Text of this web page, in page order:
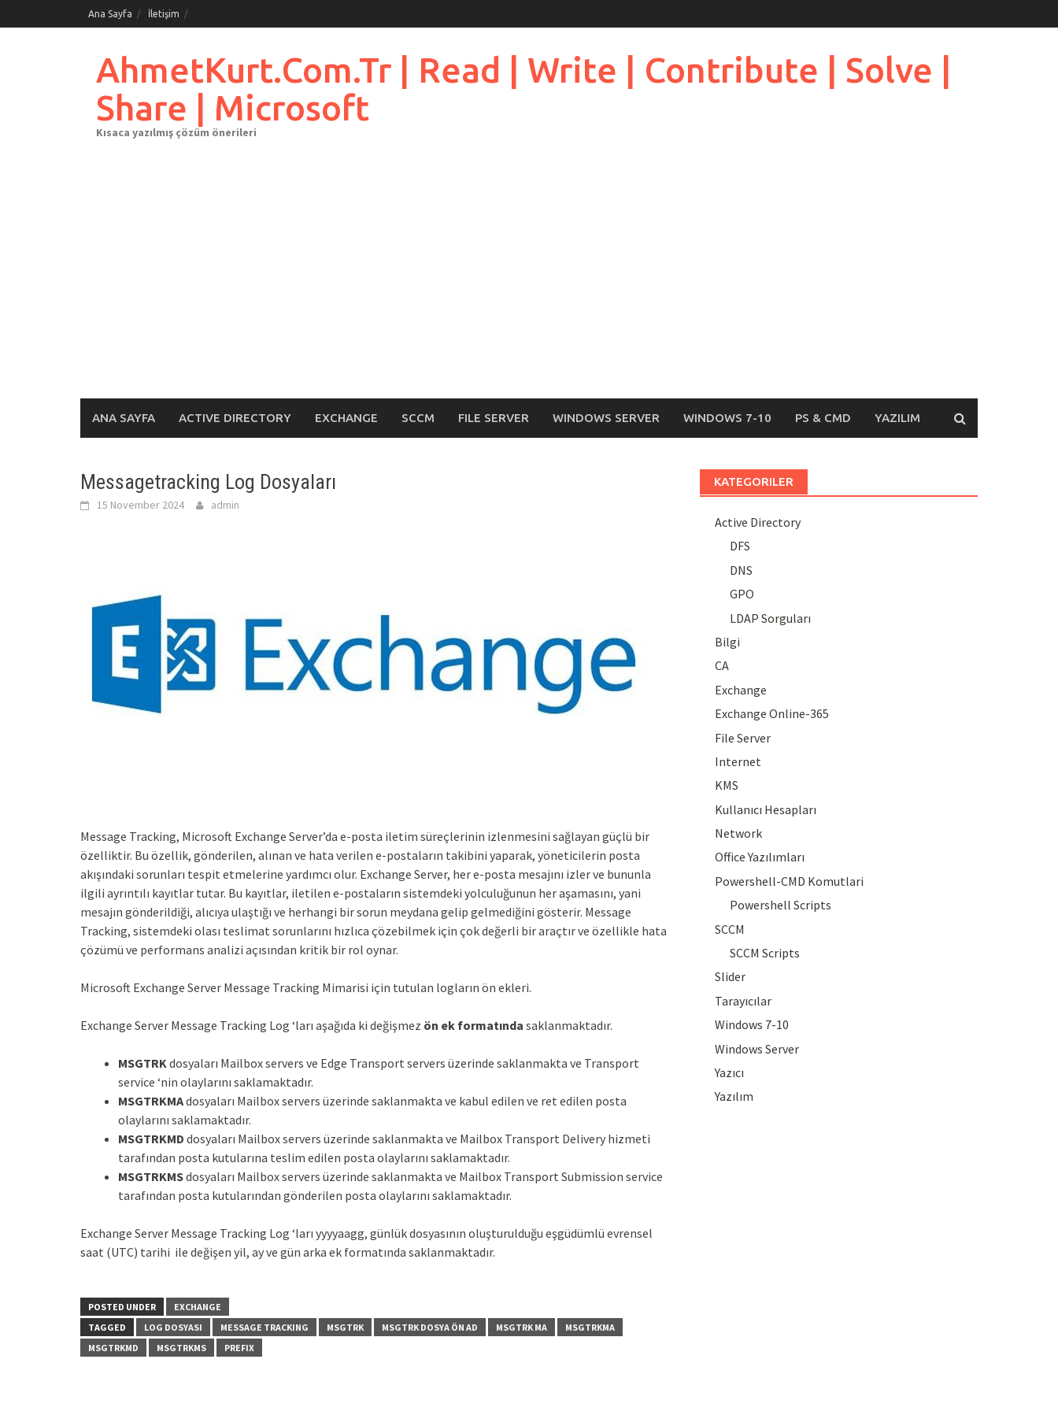
to
Ana Sayfa İletişim
AhmetKurt.Com.Tr | Read | Write | Contribute | Solve |
Share | Microsoft
Kısaca yazılmış çözüm önerileri
ANA SAYFA ACTIVE DIRECTORY EXCHANGE SCCM FILE SERVER WINDOWS SERVER WINDOWS 7-10 PS & CMD YAZILIM
Messagetracking Log Dosyaları
15 November 2024 admin
Message Tracking, Microsoft Exchange Server’da e-posta iletim süreçlerinin izlenmesini sağlayan güçlü bir
özelliktir. Bu özellik, gönderilen, alınan ve hata verilen e-postaların takibini yaparak, yöneticilerin posta
akışındaki sorunları tespit etmelerine yardımcı olur. Exchange Server, her e-posta mesajını izler ve bununla
ilgili ayrıntılı kayıtlar tutar. Bu kayıtlar, iletilen e-postaların sistemdeki yolculuğunun her aşamasını, yani
mesajın gönderildiği, alıcıya ulaştığı ve herhangi bir sorun meydana gelip gelmediğini gösterir. Message
Tracking, sistemdeki olası teslimat sorunlarını hızlıca çözebilmek için çok değerli bir araçtır ve özellikle hata
çözümü ve performans analizi açısından kritik bir rol oynar.
Microsoft Exchange Server Message Tracking Mimarisi için tutulan logların ön ekleri.
Exchange Server Message Tracking Log ‘ları aşağıda ki değişmez ön ek formatında saklanmaktadır.
MSGTRKdosyaları Mailbox servers ve Edge Transport servers üzerinde saklanmakta ve Transport
service ‘nin olaylarını saklamaktadır.
MSGTRKMAdosyaları Mailbox servers üzerinde saklanmakta ve kabul edilen ve ret edilen posta
olaylarını saklamaktadır.
MSGTRKMD dosyaları Mailbox servers üzerinde saklanmakta ve Mailbox Transport Delivery hizmeti
tarafından posta kutularına teslim edilen posta olaylarını saklamaktadır.
MSGTRKMSdosyaları Mailbox servers üzerinde saklanmakta ve Mailbox Transport Submission service
tarafından posta kutularından gönderilen posta olaylarını saklamaktadır.
Exchange Server Message Tracking Log ‘ları yyyyaagg, günlük dosyasının oluşturulduğu eşgüdümlü evrensel
saat (UTC) tarihi ile değişen yil, ay ve gün arka ek formatında saklanmaktadır.
POSTED UNDER
EXCHANGE
TAGGED
LOG DOSYASI MESSAGE TRACKING MSGTRK MSGTRK DOSYA ÖN AD MSGTRK MA
MSGTRKMA
MSGTRKMD
MSGTRKMS PREFIX
KATEGORILER
Active Directory
DFS
DNS
GPO
LDAP Sorguları
Bilgi
CA
Exchange
Exchange Online-365
File Server
Internet
KMS
Kullanıcı Hesapları
Network
Office Yazılımları
Powershell-CMD Komutlari
Powershell Scripts
SCCM
SCCM Scripts
Slider
Tarayıcılar
Windows 7-10
Windows Server
Yazıcı
Yazılım